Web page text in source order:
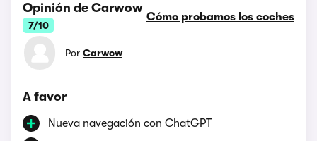
Opinión de Carwow
7/10
Cómo probamos los coches
Por Carwow
A favor
Nueva navegación con ChatGPT